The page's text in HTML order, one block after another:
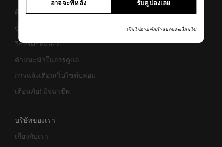
รับคูปองเลย
อาจจะทีหลัง
เป็นไปตามข้อกำหนดและเงื่อนไข
ติดตามสถานะสินค้า
ขั้นตอนการผ่อนชำระ
วิธีเซ็ตรหัสล็อค
คำแนะนำในการดูแล
การแจ้งเตือนเว็บไซต์ปลอม
เตือนภัย! มิจฉาชีพ
บริษัทของเรา
เกี่ยวกับเรา